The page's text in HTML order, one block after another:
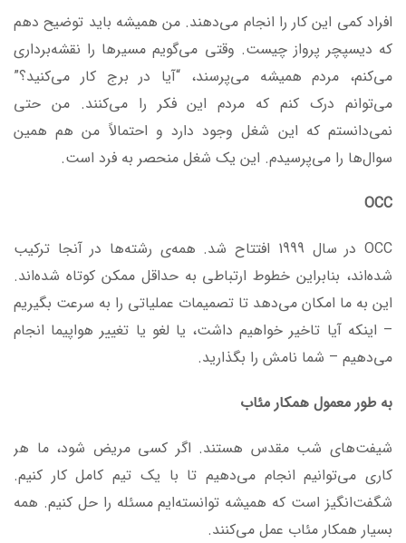
افراد کمی این کار را انجام می‌دهند. من همیشه باید توضیح دهم
که دیسپچر پرواز چیست. وقتی می‌گویم مسیرها را نقشه‌برداری
می‌کنم، مردم همیشه می‌پرسند، “آیا در برج کار می‌کنید؟”
می‌توانم درک کنم که مردم این فکر را می‌کنند. من حتی
نمی‌دانستم که این شغل وجود دارد و احتمالاً من هم همین
سوال‌ها را می‌پرسیدم. این یک شغل منحصر به فرد است.
OCC
OCC در سال 1999 افتتاح شد. همه‌ی رشته‌ها در آنجا ترکیب
شده‌اند، بنابراین خطوط ارتباطی به حداقل ممکن کوتاه شده‌اند.
این به ما امکان می‌دهد تا تصمیمات عملیاتی را به سرعت بگیریم
– اینکه آیا تاخیر خواهیم داشت، یا لغو یا تغییر هواپیما انجام
می‌دهیم – شما نامش را بگذارید.
به طور معمول همکار مئاب
شیفت‌های شب مقدس هستند. اگر کسی مریض شود، ما هر
کاری می‌توانیم انجام می‌دهیم تا با یک تیم کامل کار کنیم.
شگفت‌انگیز است که همیشه توانسته‌ایم مسئله را حل کنیم. همه
بسیار همکار مئاب عمل می‌کنند.